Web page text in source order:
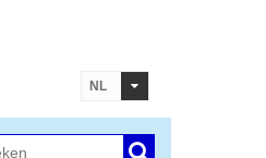
NL